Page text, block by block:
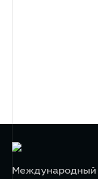
Международный